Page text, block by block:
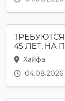
45 ЛЕТ, НА
Хайфа
04.08.2026